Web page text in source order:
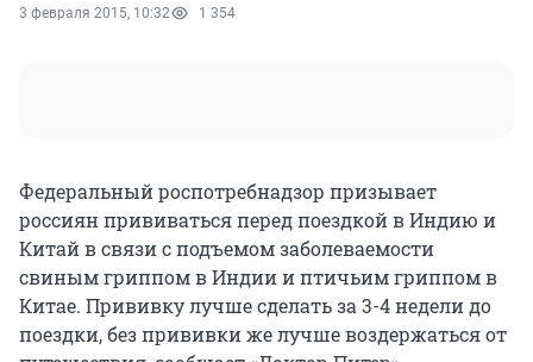
3 февраля 2015, 10:32 1 354
Федеральный роспотребнадзор призывает
россиян прививаться перед поездкой в Индию и
Китай в связи с подъемом заболеваемости
свиным гриппом в Индии и птичьим гриппом в
Китае. Прививку лучше сделать за 3-4 недели до
поездки, без прививки же лучше воздержаться от